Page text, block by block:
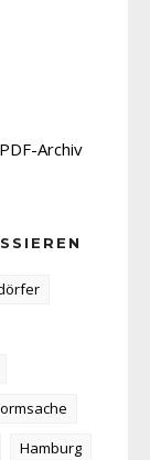
PDF-Archiv
Hamburg